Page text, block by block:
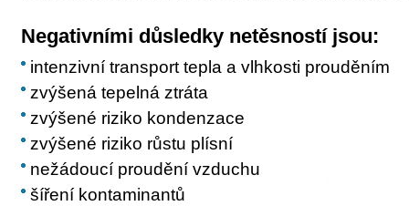
Negativními důsledky netěsností jsou:
intenzivní transport tepla a vlhkosti prouděním
zvýšená tepelná ztráta
zvýšené riziko kondenzace
zvýšené riziko růstu plísní
nežádoucí proudění vzduchu
šíření kontaminantů